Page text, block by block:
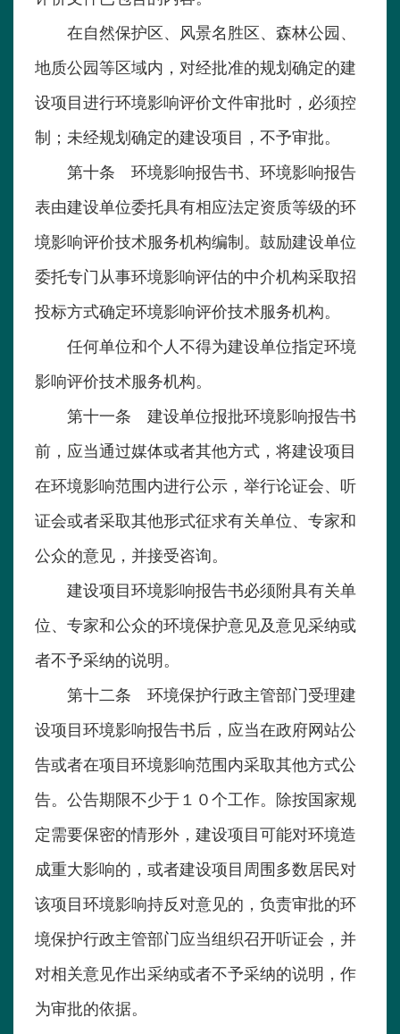
在自然保护区、风景名胜区、森林公园、
地质公园等区域内，对经批准的规划确定的建
设项目进行环境影响评价文件审批时，必须控
制；未经规划确定的建设项目，不予审批。
第十条 环境影响报告书、环境影响报告
表由建设单位委托具有相应法定资质等级的环
境影响评价技术服务机构编制。鼓励建设单位
委托专门从事环境影响评估的中介机构采取招
投标方式确定环境影响评价技术服务机构。
任何单位和个人不得为建设单位指定环境
影响评价技术服务机构。
第十一条 建设单位报批环境影响报告书
前，应当通过媒体或者其他方式，将建设项目
在环境影响范围内进行公示，举行论证会、听
证会或者采取其他形式征求有关单位、专家和
公众的意见，并接受咨询。
建设项目环境影响报告书必须附具有关单
位、专家和公众的环境保护意见及意见采纳或
者不予采纳的说明。
第十二条 环境保护行政主管部门受理建
设项目环境影响报告书后，应当在政府网站公
告或者在项目环境影响范围内采取其他方式公
告。公告期限不少于１０个工作。除按国家规
定需要保密的情形外，建设项目可能对环境造
成重大影响的，或者建设项目周围多数居民对
该项目环境影响持反对意见的，负责审批的环
境保护行政主管部门应当组织召开听证会，并
对相关意见作出采纳或者不予采纳的说明，作
为审批的依据。